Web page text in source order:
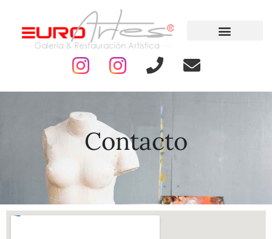
Contacto